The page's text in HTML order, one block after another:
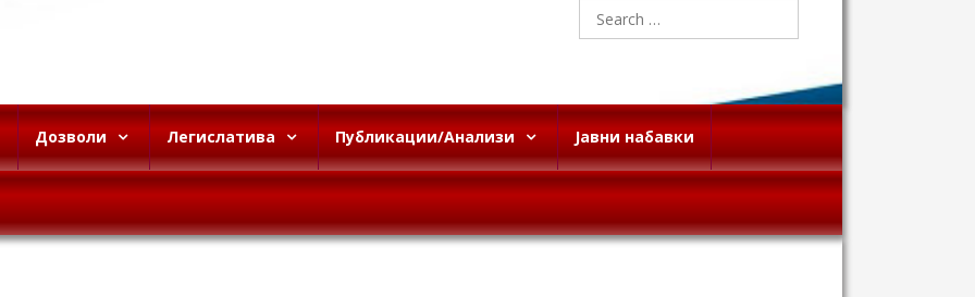
for:
Дозволи Легислатива Публикации/Анализи Јавни набавки